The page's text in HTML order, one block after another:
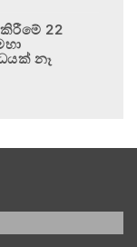
22
නෑ